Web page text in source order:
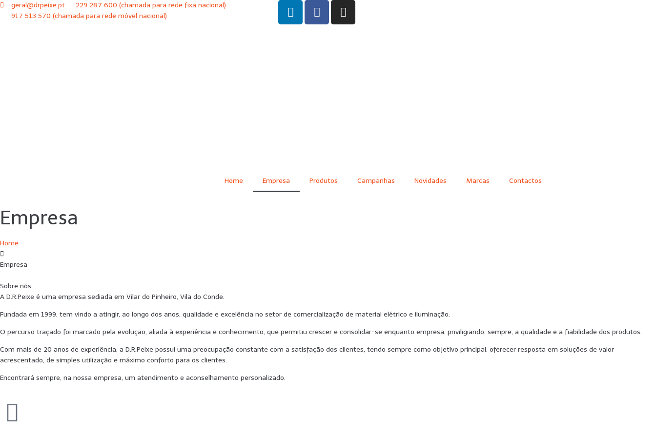
geral@drpeixe.pt
229 287 600 (chamada para rede fixa nacional)
917 513 570 (chamada para rede móvel nacional)
Home Empresa Produtos Campanhas Novidades Marcas Contactos
Empresa
Home
Empresa
Sobre nós
A D.R.Peixe é uma empresa sediada em Vilar do Pinheiro, Vila do Conde.
Fundada em 1999, tem vindo a atingir, ao longo dos anos, qualidade e excelência no setor de comercialização de material elétrico e iluminação.
O percurso traçado foi marcado pela evolução, aliada à experiência e conhecimento, que permitiu crescer e consolidar-se enquanto empresa, priviligiando, sempre, a qualidade e a fiabilidade dos produtos.
Com mais de 20 anos de experiência, a D.R.Peixe possui uma preocupação constante com a satisfação dos clientes, tendo sempre como objetivo principal, oferecer resposta em soluções de valor
acrescentado, de simples utilização e máximo conforto para os clientes.
Encontrará sempre, na nossa empresa, um atendimento e aconselhamento personalizado.